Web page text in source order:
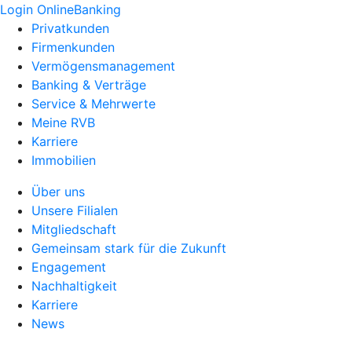
Login OnlineBanking
Privatkunden
Firmenkunden
Vermögensmanagement
Banking & Verträge
Service & Mehrwerte
Meine RVB
Karriere
Immobilien
Über uns
Unsere Filialen
Mitgliedschaft
Gemeinsam stark für die Zukunft
Engagement
Nachhaltigkeit
Karriere
News